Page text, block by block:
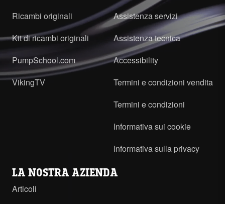
Ricambi originali
Kit di ricambi originali
PumpSchool.com
VikingTV
Assistenza servizi
Assistenza tecnica
Accessibility
Termini e condizioni vendita
Termini e condizioni
Informativa sui cookie
Informativa sulla privacy
LA NOSTRA AZIENDA
Articoli